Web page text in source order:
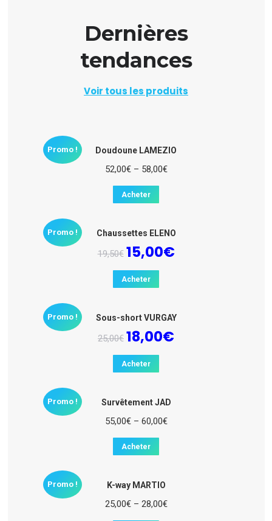
Dernières
tendances
Voir tous les produits
Promo ! Doudoune LAMEZIO
52,00€– 58,00€
Acheter
Promo ! Chaussettes ELENO
19,50€ 15,00€
Acheter
Promo ! Sous-short VURGAY
25,00€ 18,00€
Acheter
Promo ! Survêtement JAD
55,00€– 60,00€
Acheter
Promo ! K-way MARTIO
25,00€– 28,00€